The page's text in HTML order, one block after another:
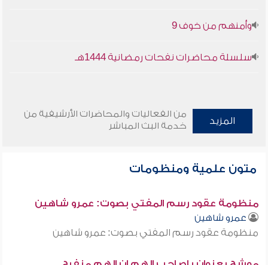
وأمنهم من خوف 9
سلسلة محاضرات نفحات رمضانية 1444هـ
المزيد
من الفعاليات والمحاضرات الأرشيفية من
خدمة البث المباشر
متون علمية ومنظومات
منظومة عقود رسم المفتي بصوت: عمرو شاهين
عمرو شاهين
منظومة عقود رسم المفتي بصوت: عمرو شاهين